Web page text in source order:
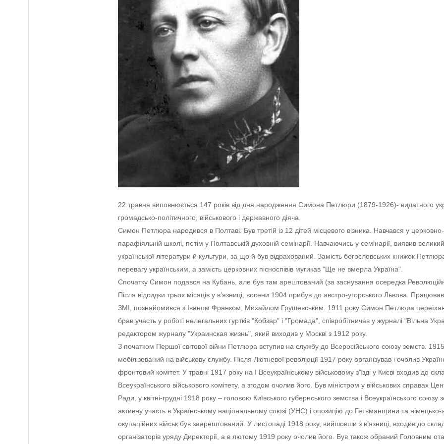
22 травня виповнюється 147 років від дня народження Симона Петлюри (1879-1926)- видатного
громадсько-політичного, військового і державного діяча.
Симон Петлюра народився в Полтаві. Був третій із 12 дітей місцевого візника. Навчався у церковно-
парафіяльній школі, потім у Полтавській духовній семінарії. Навчаючись у семінарії, виявив
української літератури й культури, за що й був відрахований. Замість богословських книжок
перевагу українським, а замість церковних пісноспівів мугикав "Ще не вмерла Україна".
Спочатку Симон подався на Кубань, але був там арештований (за заснування осередка
Після відсидки трьох місяців у в’язниці, восени 1904 прибув до австро-угорського Львова.
ЗМІ, познайомився з Іваном Франком, Михайлом Грушевським. 1911 року Симон Петлюра
брав участь у роботі нелегальних гуртків "Кобзар" і "Громада", співробітничав у журналі "Вільна
редактором журналу "Украинская жизнь", який виходив у Москві з 1912 року.
З початком Першої світової війни Петлюра вступив на службу до Всеросійського союзу земств.
мобілізований на військову службу. Після Лютневої революції 1917 року організував і очолив
фронтовий комітет. У травні 1917 року на І Всеукраїнському військовому з’їзді у Києві входив до
Всеукраїнського військового комітету, а згодом очолив його. Був міністром у військових справах
Ради, у квітні-грудні 1918 року – головою Київського губернського земства і Всеукраїнського союзу
активну участь в Українському національному союзі (УНС) і опозицію до Гетьманщини та німецько-
окупаційних військ був заарештований. У листопаді 1918 року, вийшовши з в’язниці, входив до
організаторів уряду Директорії, а в лютому 1919 року очолив його. Був також обраний Головним